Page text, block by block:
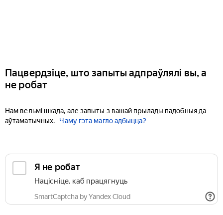
Пацвердзіце, што запыты адпраўлялі вы, а
не робат
Нам вельмі шкада, але запыты з вашай прылады падобныя да
аўтаматычных.
Чаму гэта магло адбыцца?
Я не робат
Націсніце, каб працягнуць
SmartCaptcha by Yandex Cloud